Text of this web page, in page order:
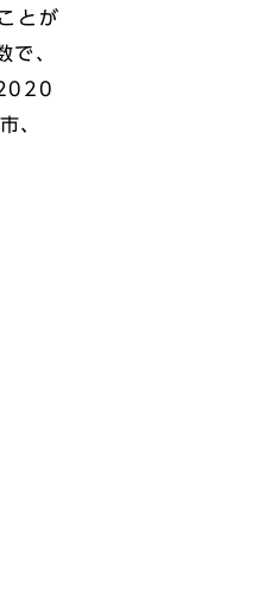
とが
で、
2020
、